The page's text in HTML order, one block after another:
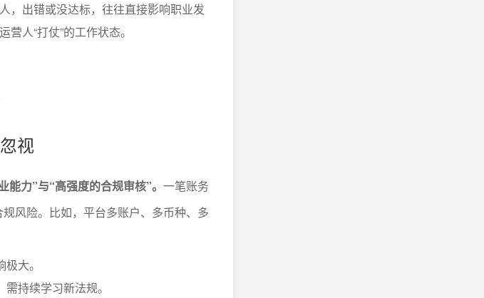
，出错或没达标，往往直接影响职业发
人“打仗”的工作状态。
视
力”与“高强度的合规审核”。 一笔账务
风险。比如，平台多账户、多币种、多
大。
持续学习新法规。